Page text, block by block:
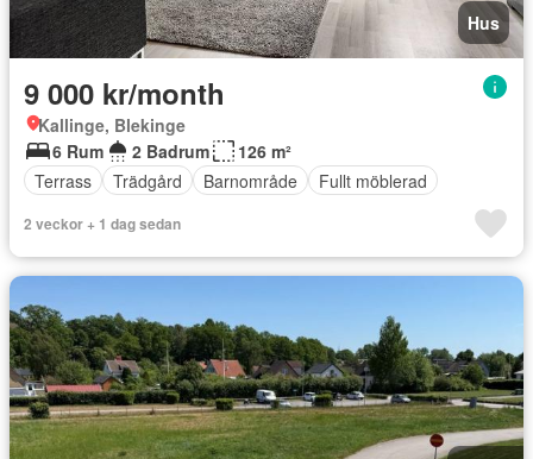
Hus
9 000 kr/month
Kallinge, Blekinge
6 Rum
2 Badrum
126 m²
Terrass
Trädgård Barnområde Fullt möblerad
2 veckor + 1 dag sedan